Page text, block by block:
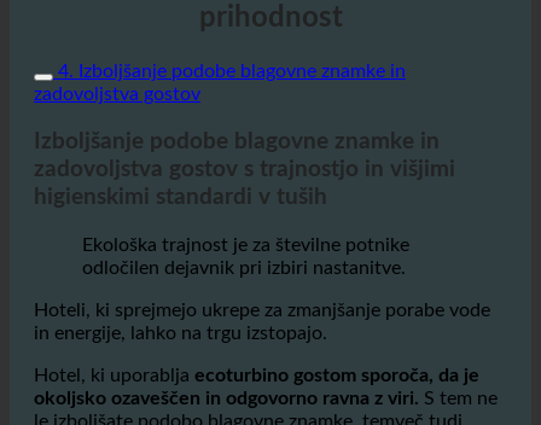
prihodnost
4. Izboljšanje podobe blagovne znamke in
zadovoljstva gostov
Izboljšanje podobe blagovne znamke in
higienskimi standardi v tuših
Ekološka trajnost je za številne potnike
odločilen dejavnik pri izbiri nastanitve.
Hoteli, ki sprejmejo ukrepe za zmanjšanje porabe vode
in energije, lahko na trgu izstopajo.